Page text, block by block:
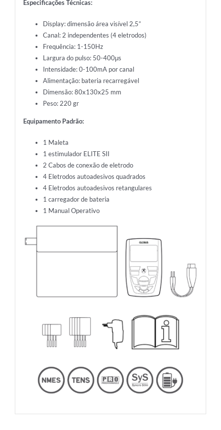
Especificações Técnicas:
Display: dimensão área visível 2,5”
Canal: 2 independentes (4 eletrodos)
Frequência: 1-150Hz
Largura do pulso: 50-400μs
Intensidade: 0-100mA por canal
Alimentação: bateria recarregável
Dimensão: 80x130x25 mm
Peso: 220 gr
Equipamento Padrão:
1 Maleta
1 estimulador ELITE SII
2 Cabos de conexão de eletrodo
4 Eletrodos autoadesivos quadrados
4 Eletrodos autoadesivos retangulares
1 carregador de bateria
1 Manual Operativo